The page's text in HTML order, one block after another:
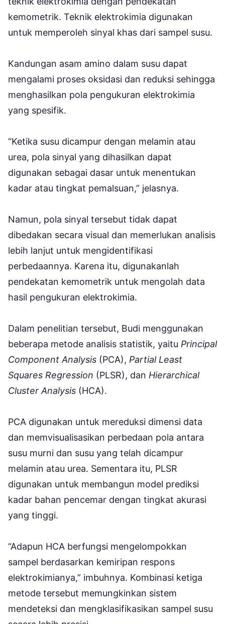
kemometrik. Teknik elektrokimia digunakan
untuk memperoleh sinyal khas dari sampel susu.
Kandungan asam amino dalam susu dapat
mengalami proses oksidasi dan reduksi sehingga
menghasilkan pola pengukuran elektrokimia
yang spesifik.
“Ketika susu dicampur dengan melamin atau
urea, pola sinyal yang dihasilkan dapat
digunakan sebagai dasar untuk menentukan
kadar atau tingkat pemalsuan,” jelasnya.
Namun, pola sinyal tersebut tidak dapat
dibedakan secara visual dan memerlukan analisis
lebih lanjut untuk mengidentifikasi
perbedaannya. Karena itu, digunakanlah
pendekatan kemometrik untuk mengolah data
hasil pengukuran elektrokimia.
Dalam penelitian tersebut, Budi menggunakan
beberapa metode analisis statistik, yaitu Principal
Component Analysis (PCA), Partial Least
Squares Regression (PLSR), dan Hierarchical
Cluster Analysis (HCA).
PCA digunakan untuk mereduksi dimensi data
dan memvisualisasikan perbedaan pola antara
susu murni dan susu yang telah dicampur
melamin atau urea. Sementara itu, PLSR
digunakan untuk membangun model prediksi
kadar bahan pencemar dengan tingkat akurasi
yang tinggi.
“Adapun HCA berfungsi mengelompokkan
sampel berdasarkan kemiripan respons
elektrokimianya,” imbuhnya. Kombinasi ketiga
metode tersebut memungkinkan sistem
mendeteksi dan mengklasifikasikan sampel susu